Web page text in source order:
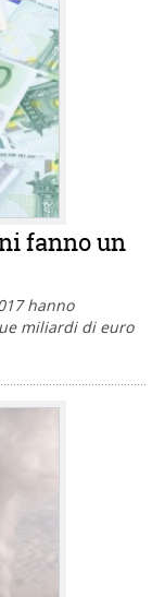
fanno un
hanno
miliardi di euro